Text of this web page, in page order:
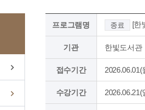
멀티미디어자료
희망도서신청
프로그램명 종료 [한
기관 한빛도서관
접수기간 2026.06.01(
수강기간 2026.06.21(